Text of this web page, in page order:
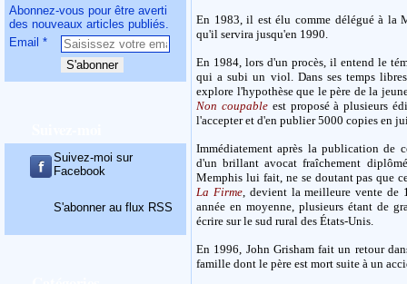
Abonnez-vous pour être averti
des nouveaux articles publiés.
Email
Suivez-moi sur
Facebook
S'abonner au flux RSS
En 1983, il est élu comme délégué à la
qu'il servira jusqu'en 1990.
En 1984, lors d'un procès, il entend le
qui a subi un viol. Dans ses temps
explore l'hypothèse que le père de la
Non coupableest proposé à plusieurs
l'accepter et d'en publier 5000 copies en
Immédiatement après la publication de
d'un brillant avocat fraîchement
Memphis lui fait, ne se doutant pas que
La Firme, devient la meilleure vente de
année en moyenne, plusieurs étant de
écrire sur le sud rural des États-Unis.
En 1996, John Grisham fait un retour
famille dont le père est mort suite à un